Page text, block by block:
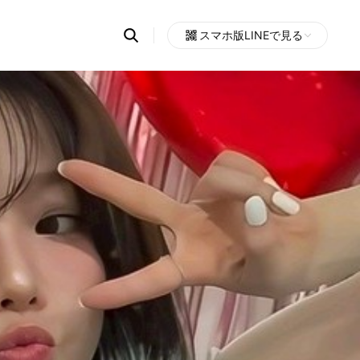
Search
OpenChats
messages
search
area
スマホ版LINEで見る